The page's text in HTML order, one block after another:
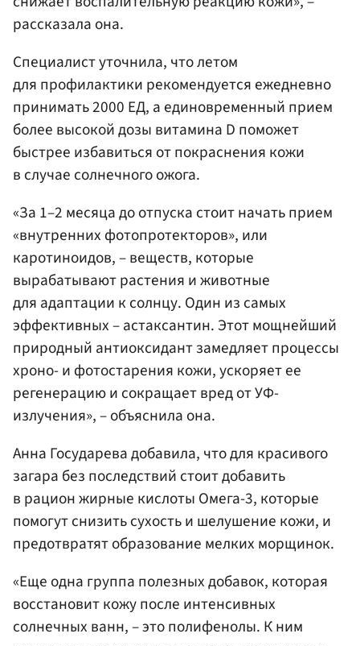
рассказала она.
Специалист уточнила, что летом
для профилактики рекомендуется ежедневно
принимать 2000 ЕД, а единовременный прием
более высокой дозы витамина D поможет
быстрее избавиться от покраснения кожи
в случае солнечного ожога.
«За 1–2 месяца до отпуска стоит начать прием
«внутренних фотопротекторов», или
каротиноидов, – веществ, которые
вырабатывают растения и животные
для адаптации к солнцу. Один из самых
эффективных – астаксантин. Этот мощнейший
природный антиоксидант замедляет процессы
хроно- и фотостарения кожи, ускоряет ее
регенерацию и сокращает вред от УФ-
излучения», – объяснила она.
Анна Государева добавила, что для красивого
загара без последствий стоит добавить
в рацион жирные кислоты Омега-3, которые
помогут снизить сухость и шелушение кожи, и
предотвратят образование мелких морщинок.
«Еще одна группа полезных добавок, которая
восстановит кожу после интенсивных
солнечных ванн, – это полифенолы. К ним